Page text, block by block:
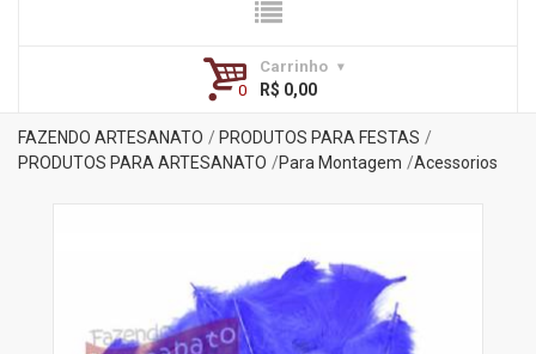
Carrinho
R$ 0,00
FAZENDO ARTESANATO
PRODUTOS PARA FESTAS
PRODUTOS PARA ARTESANATO
Para Montagem Acessorios